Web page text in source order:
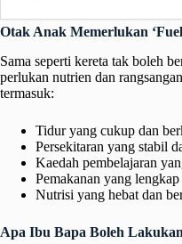
Otak Anak Memerlukan
Sama seperti kereta tak boleh
perlukan nutrien dan
termasuk:
Tidur yang cukup dan
Persekitaran yang stabil
Kaedah pembelajaran
Pemakanan yang
Nutrisi yang hebat dan
Apa Ibu Bapa Boleh